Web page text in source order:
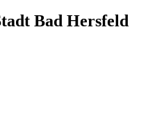
Bad Hersfeld